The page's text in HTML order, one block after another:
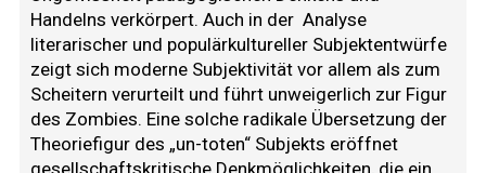
Handelns verkörpert. Auch in der Analyse
literarischer und populärkultureller Subjektentwürfe
zeigt sich moderne Subjektivität vor allem als zum
Scheitern verurteilt und führt unweigerlich zur Figur
des Zombies. Eine solche radikale Übersetzung der
Theoriefigur des „un-toten“ Subjekts eröffnet
gesellschaftskritische Denkmöglichkeiten, die ein